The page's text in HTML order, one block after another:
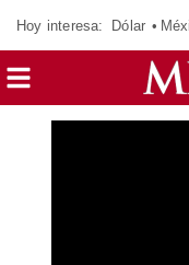
Hoy interesa: Dólar